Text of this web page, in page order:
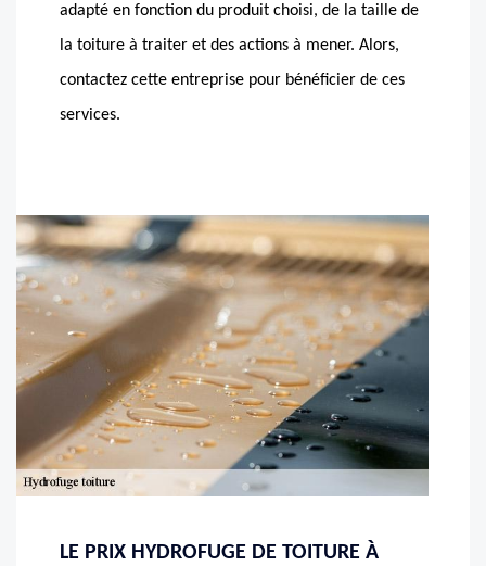
adapté en fonction du produit choisi, de la taille de
la toiture à traiter et des actions à mener. Alors,
contactez cette entreprise pour bénéficier de ces
services.
LE PRIX HYDROFUGE DE TOITURE À